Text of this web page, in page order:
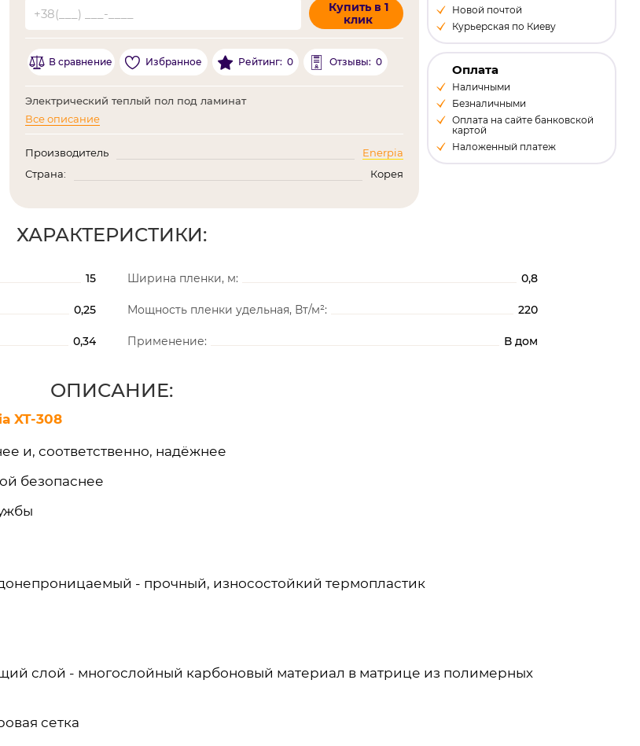
Купить в 1
клик
В сравнение Избранное Рейтинг: 0 Отзывы: 0
Электрический теплый пол под ламинат
Все описание
Производитель
Enerpia
Страна:
Корея
Новой почтой
Курьерская по Киеву
Оплата
Наличными
Безналичными
Оплата на сайте банковской
картой
Наложенный платеж
ХАРАКТЕРИСТИКИ:
15 Ширина пленки, м: 0,8
0,25 Мощность пленки удельная, Вт/м²: 220
0,34 Применение: В дом
ОПИСАНИЕ:
XT-308
и, соответственно, надёжнее
безопаснее
- прочный, износостойкий термопластик
слой - многослойный карбоновый материал в матрице из полимерных
сетка